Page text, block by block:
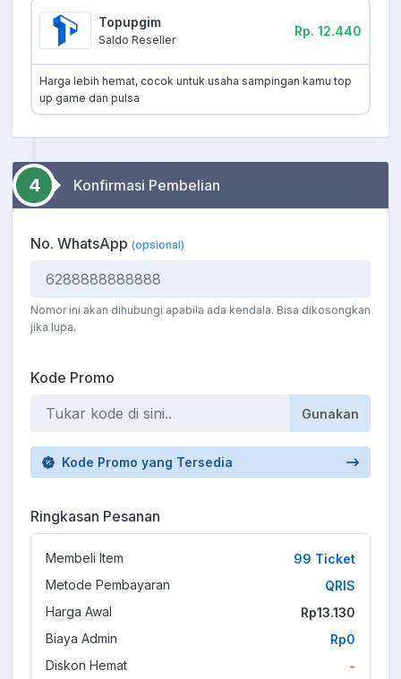
Topupgim
Saldo Reseller
Rp. 12.440
Harga lebih hemat, cocok untuk usaha sampingan kamu top
up game dan pulsa
4 Konfirmasi Pembelian
No. WhatsApp (opsional)
Nomor ini akan dihubungi apabila ada kendala. Bisa dikosongkan
jika lupa.
Kode Promo
Gunakan
Kode Promo yang Tersedia
Ringkasan Pesanan
Membeli Item
99 Ticket
Metode Pembayaran
QRIS
Harga Awal
Rp13.130
Biaya Admin
Rp0
Diskon Hemat
-